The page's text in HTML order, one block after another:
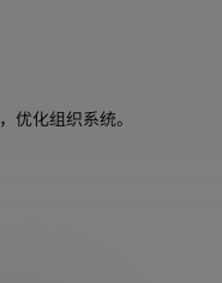
优化组织系统。